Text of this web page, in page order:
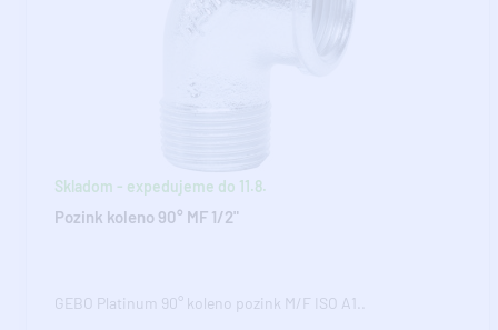
Skladom - expedujeme do 11.8.
Pozink koleno 90° MF 1/2"
GEBO Platinum 90° koleno pozink M/F ISO A1..